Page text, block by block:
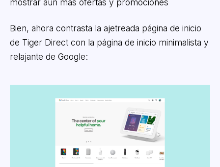
mostrar aún más ofertas y promociones
Bien, ahora contrasta la ajetreada página de inicio
de Tiger Direct con la página de inicio minimalista y
relajante de Google: